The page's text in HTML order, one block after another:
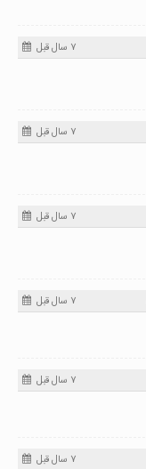
7 سال قبل
7 سال قبل
7 سال قبل
7 سال قبل
7 سال قبل
7 سال قبل